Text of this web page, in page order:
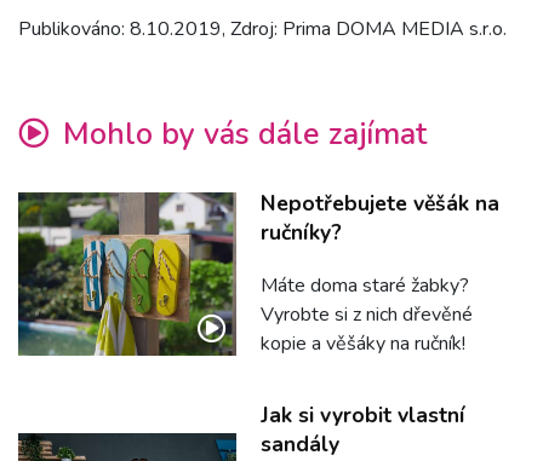
Publikováno: 8.10.2019, Zdroj: Prima DOMA MEDIA s.r.o.
Mohlo by vás dále zajímat
Nepotřebujete věšák na
ručníky?
Máte doma staré žabky?
Vyrobte si z nich dřevěné
kopie a věšáky na ručník!
Jak si vyrobit vlastní
sandály